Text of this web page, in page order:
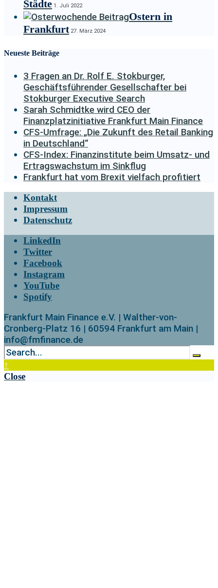
Städte 1. Juli 2022
Ostern in
Frankfurt27. März 2024
Neueste Beiträge
3 Fragen an Dr. Rolf E. Stokburger,
Geschäftsführender Gesellschafter bei
Stokburger Executive Search
Sarah Schmidtke wird CEO der
Finanzplatzinitiative Frankfurt Main Finance
CFS-Umfrage: „Die Zukunft des Retail Banking
in Deutschland“
CFS-Index: Finanzinstitute beim Umsatz- und
Ertragswachstum im Sinkflug
Frankfurt hat vom Brexit vielfach profitiert
Kontakt
Impressum
Datenschutz
LinkedIn
Twitter
Facebook
Instagram
YouTube
Spotify
Frankfurt Main Finance e.V. | Walther-von-
Cronberg-Platz 16 | 60594 Frankfurt am Main |
info@fmfinance.de
↑
Close